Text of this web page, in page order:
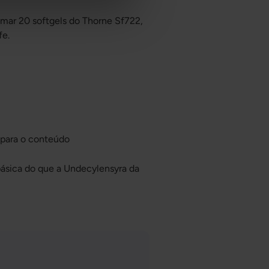
20 softgels do Thorne Sf722,
o conteúdo
do que a Undecylensyra da